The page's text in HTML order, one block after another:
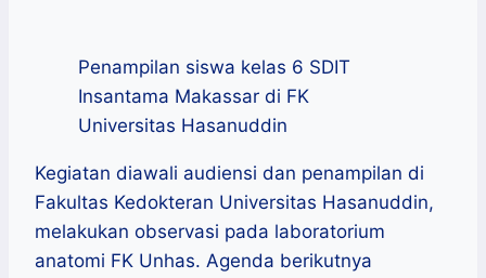
Penampilan siswa kelas 6 SDIT
Insantama Makassar di FK
Universitas Hasanuddin
Kegiatan diawali audiensi dan penampilan di
Fakultas Kedokteran Universitas Hasanuddin,
melakukan observasi pada laboratorium
anatomi FK Unhas. Agenda berikutnya